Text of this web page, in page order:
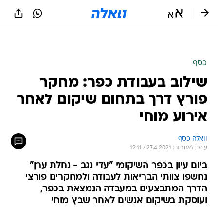
כסף
שילוב בעבודת כפר: מחקר
פורץ דרך בתחום שיקום לאחר
אירוע מוחי
וואלה כסף
עודכן לאחרונה: 27.4.2021 / 12:11
ביום עיון בכפר השיקומי "עדי נגב - נחלת ערן"
נחשפו צוותי הבריאות לעבודה ולמחקרים פורצי
הדרך המתבצעים במעבדה הנמצאת בכפר,
ועוסקת בשיקום אנשים לאחר שבץ מוחי